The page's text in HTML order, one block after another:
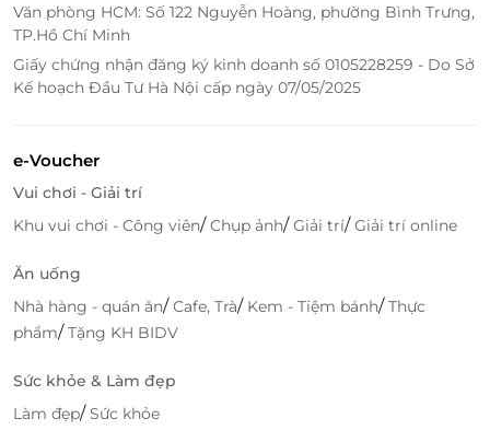
Văn phòng HCM: Số 122 Nguyễn Hoàng, phường Bình Trưng,
TP.Hồ Chí Minh
Giấy chứng nhận đăng ký kinh doanh số 0105228259 - Do Sở
Kế hoạch Đầu Tư Hà Nội cấp ngày 07/05/2025
e-Voucher
Vui chơi - Giải trí
Khu vui chơi - Công viên/Chụp ảnh/Giải trí/Giải trí online
Ăn uống
Nhà hàng - quán ăn/Cafe, Trà/ Kem - Tiệm bánh/Thực
phẩm/Tặng KH BIDV
Sức khỏe & Làm đẹp
Làm đẹp/Sức khỏe